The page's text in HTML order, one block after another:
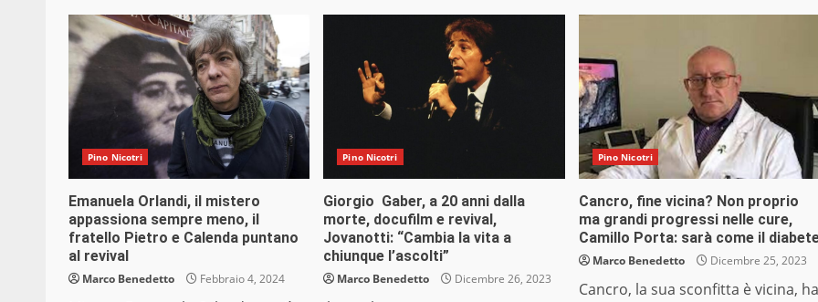
Pino Nicotri
Emanuela Orlandi, il mistero
appassiona sempre meno, il
fratello Pietro e Calenda puntano
al revival
Marco Benedetto Febbraio 4, 2024
Pino Nicotri
Giorgio Gaber, a 20 anni dalla
morte, docufilm e revival,
Jovanotti: “Cambia la vita a
chiunque l’ascolti”
Marco Benedetto Dicembre 26, 2023
Pino Nicotri
Cancro, fine vicina? Non proprio
ma grandi progressi nelle cure,
Camillo Porta: sarà come il
Marco Benedetto Dicembre 25, 2023
Cancro, la sua sconfitta è vicina, ha